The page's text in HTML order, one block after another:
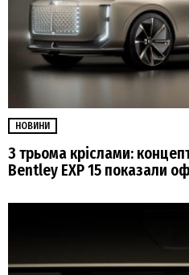
НОВИНИ
З трьома кріслами:
Bentley EXP 15 показали